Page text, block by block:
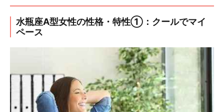
水瓶座A型女性の性格・特性①：クールでマイ
ペース